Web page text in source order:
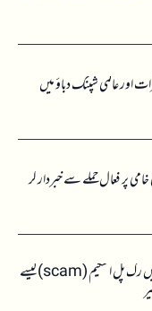
اور عالمی شپنگ دباؤ میں
پر فعال حملے سے خبردار کر
(Rug Pull)رگ پل کیا ہے؟ کرپٹو (Crypto) میں رگ پل اسکیم (scam)کیسے